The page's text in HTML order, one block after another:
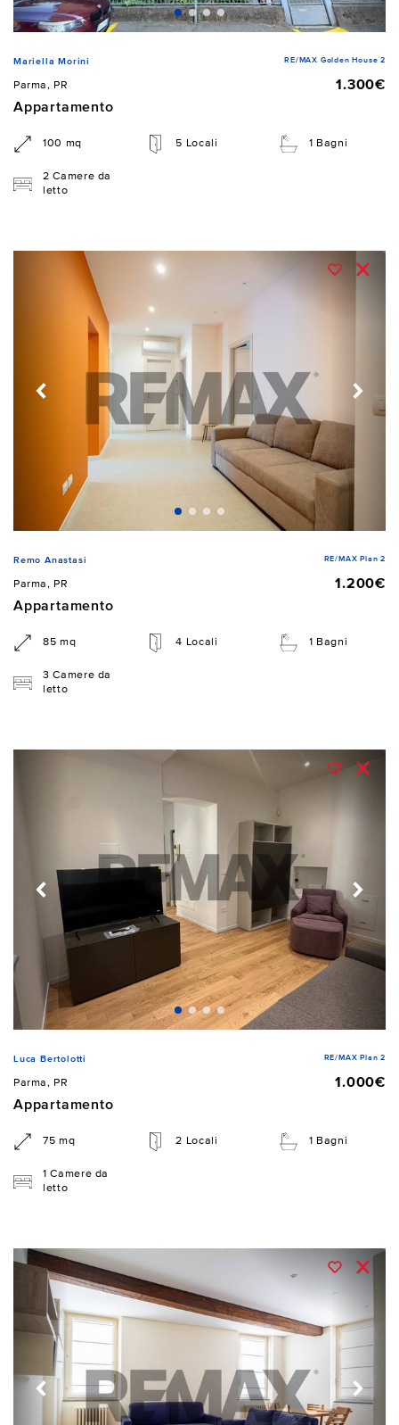
Mariella Morini RE/MAX Golden House 2
Parma, PR
1.300€
Appartamento
100 mq 5 Locali 1 Bagni
2 Camere da
letto
Remo Anastasi RE/MAX Plan 2
Parma, PR
1.200€
Appartamento
85 mq 4 Locali 1 Bagni
3 Camere da
letto
Luca Bertolotti RE/MAX Plan 2
Parma, PR
1.000€
Appartamento
75 mq 2 Locali 1 Bagni
1 Camere da
letto